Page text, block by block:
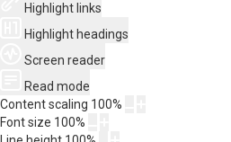
Highlight links
Highlight headings
Screen reader
Read mode
Content scaling 100%
Font size 100%